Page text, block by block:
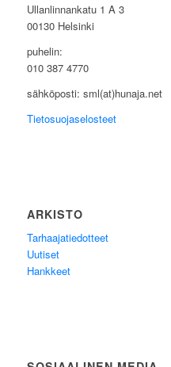
Ullanlinnankatu 1 A 3
00130 Helsinki
puhelin:
010 387 4770
sähköposti: sml(at)hunaja.net
Tietosuojaselosteet
ARKISTO
Tarhaajatiedotteet
Uutiset
Hankkeet